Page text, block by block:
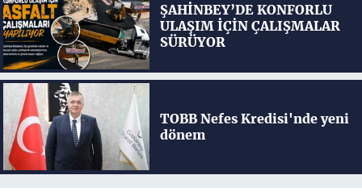
ŞAHİNBEY’DE KONFORLU
ULAŞIM İÇİN ÇALIŞMALAR
SÜRÜYOR
TOBB Nefes Kredisi'nde yeni
dönem